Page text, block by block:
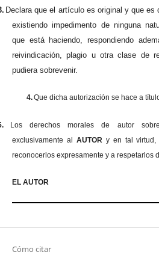
Declara que el artículo es original y que
existiendo impedimento de ninguna
que está haciendo, respondiendo
reivindicación, plagio u otra clase de
pudiera sobrevenir.
4.Que dicha autorización se hace a
Los derechos morales de autor
exclusivamente al AUTOR y en tal virtud,
reconocerlos expresamente y a respetarlos
EL AUTOR
Cómo citar